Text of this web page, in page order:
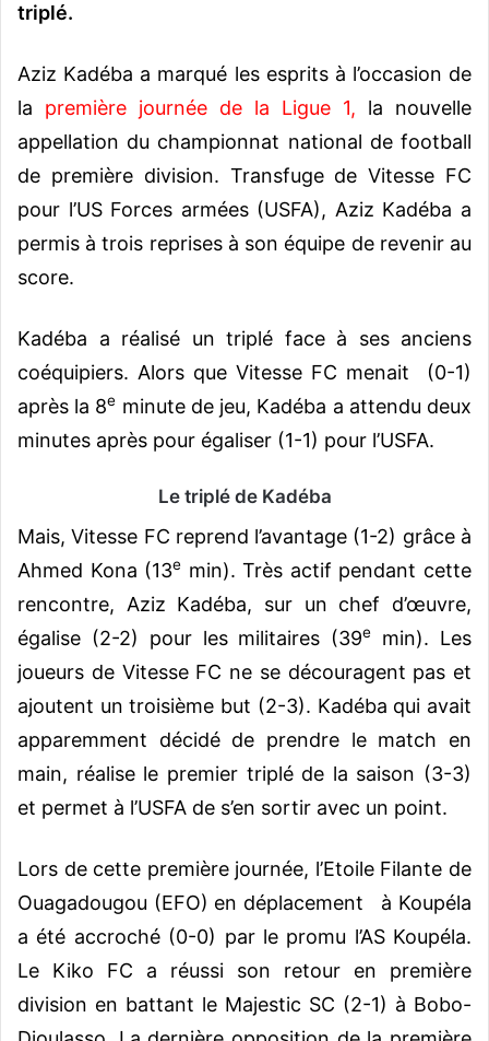
triplé.
Aziz Kadéba a marqué les esprits à l’occasion de
la première journée de la Ligue 1, la nouvelle
appellation du championnat national de football
de première division. Transfuge de Vitesse FC
pour l’US Forces armées (USFA), Aziz Kadéba a
permis à trois reprises à son équipe de revenir au
score.
Kadéba a réalisé un triplé face à ses anciens
coéquipiers. Alors que Vitesse FC menait (0-1)
après la 8e minute de jeu, Kadéba a attendu deux
minutes après pour égaliser (1-1) pour l’USFA.
Le triplé de Kadéba
Mais, Vitesse FC reprend l’avantage (1-2) grâce à
Ahmed Kona (13e min). Très actif pendant cette
rencontre, Aziz Kadéba, sur un chef d’œuvre,
égalise (2-2) pour les militaires (39e
min). Les
joueurs de Vitesse FC ne se découragent pas et
ajoutent un troisième but (2-3). Kadéba qui avait
apparemment décidé de prendre le match en
main, réalise le premier triplé de la saison (3-3)
et permet à l’USFA de s’en sortir avec un point.
Lors de cette première journée, l’Etoile Filante de
Ouagadougou (EFO) en déplacement à Koupéla
a été accroché (0-0) par le promu l’AS Koupéla.
Le Kiko FC a réussi son retour en première
division en battant le Majestic SC (2-1) à Bobo-